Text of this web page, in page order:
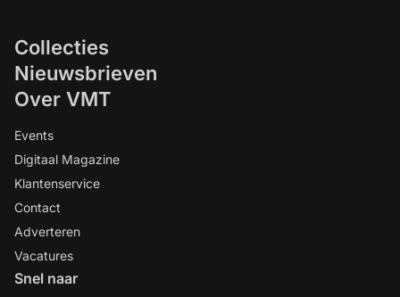
Collecties
Nieuwsbrieven
Over VMT
Events
Digitaal Magazine
Klantenservice
Contact
Adverteren
Vacatures
Snel naar